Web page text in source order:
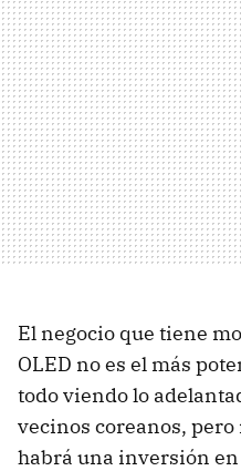
El negocio que tiene
OLED no es el más
todo viendo lo
vecinos coreanos, pero
habrá una inversión